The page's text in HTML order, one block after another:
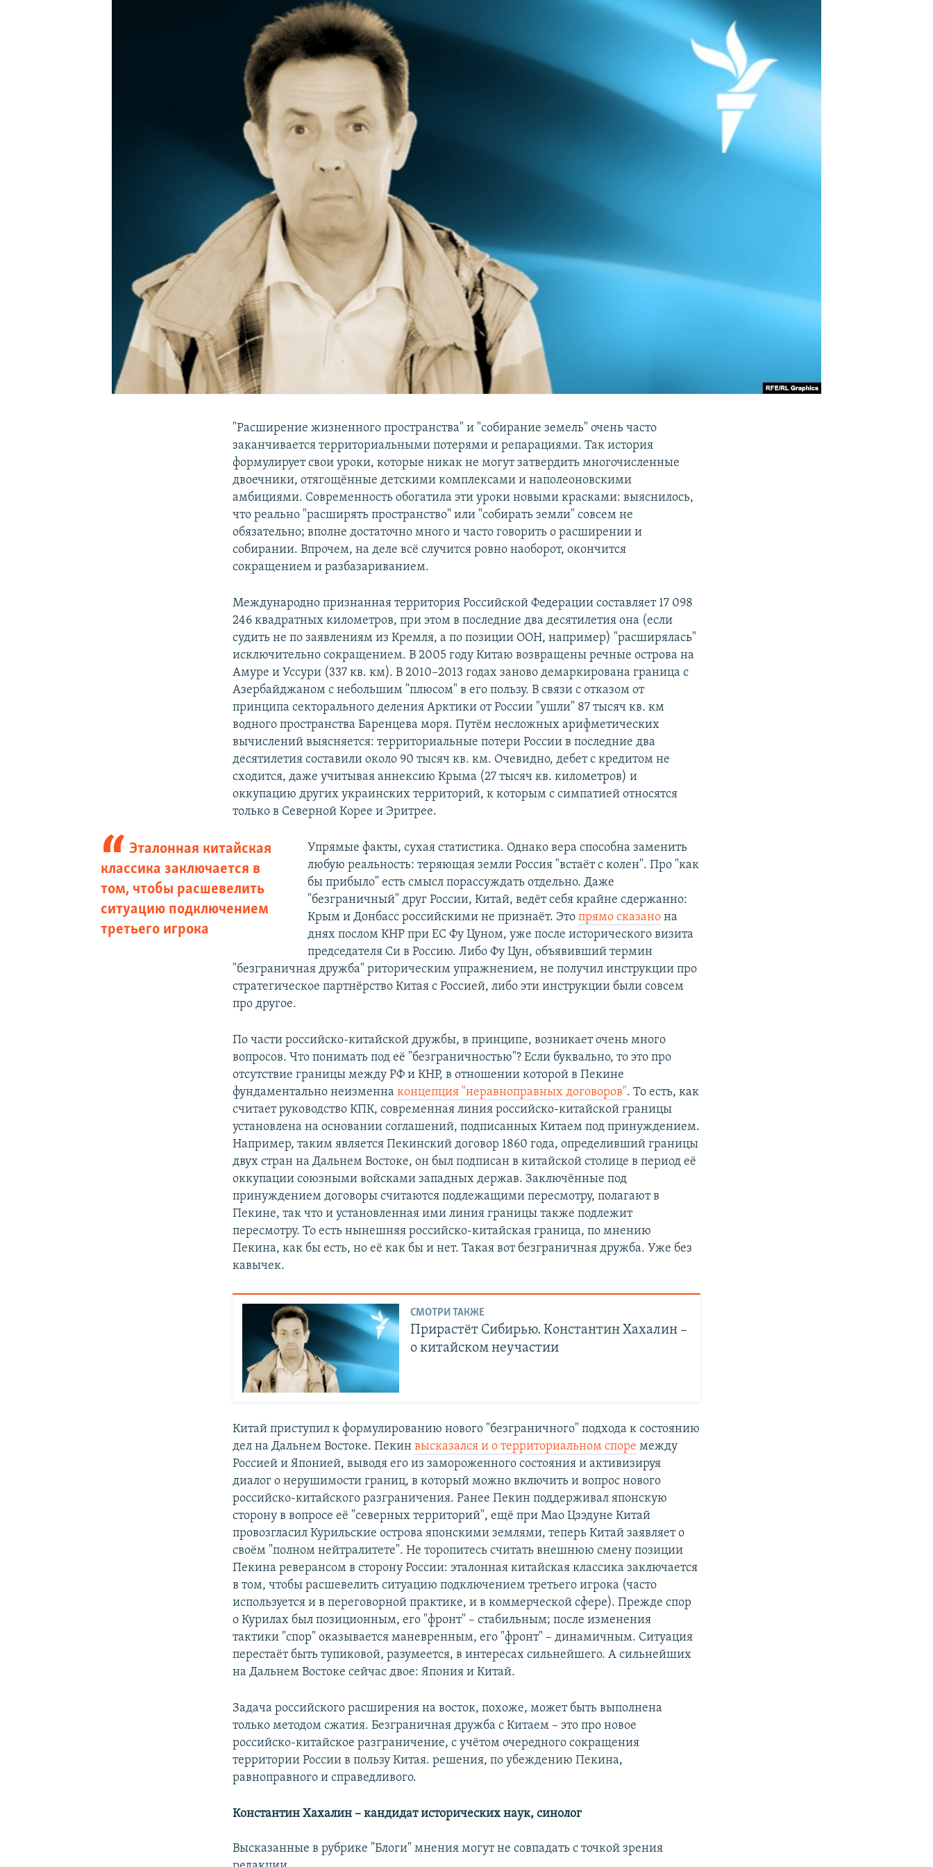
"Расширение жизненного пространства" и "собирание земель" очень часто
заканчивается территориальными потерями и репарациями. Так история
формулирует свои уроки, которые никак не могут затвердить многочисленные
двоечники, отягощённые детскими комплексами и наполеоновскими
амбициями. Современность обогатила эти уроки новыми красками: выяснилось,
что реально "расширять пространство" или "собирать земли" совсем не
обязательно; вполне достаточно много и часто говорить о расширении и
собирании. Впрочем, на деле всё случится ровно наоборот, окончится
сокращением и разбазариванием.
Международно признанная территория Российской Федерации составляет 17 098
246 квадратных километров, при этом в последние два десятилетия она (если
судить не по заявлениям из Кремля, а по позиции ООН, например) "расширялась"
исключительно сокращением. В 2005 году Китаю возвращены речные острова на
Амуре и Уссури (337 кв. км). В 2010–2013 годах заново демаркирована граница с
Азербайджаном с небольшим "плюсом" в его пользу. В связи с отказом от
принципа секторального деления Арктики от России "ушли" 87 тысяч кв. км
водного пространства Баренцева моря. Путём несложных арифметических
вычислений выясняется: территориальные потери России в последние два
десятилетия составили около 90 тысяч кв. км. Очевидно, дебет с кредитом не
сходится, даже учитывая аннексию Крыма (27 тысяч кв. километров) и
оккупацию других украинских территорий, к которым с симпатией относятся
только в Северной Корее и Эритрее.
Эталонная китайская
классика заключается в
том, чтобы расшевелить
ситуацию подключением
третьего игрока
Упрямые факты, сухая статистика. Однако вера способна заменить
любую реальность: теряющая земли Россия "встаёт с колен". Про "как
бы прибыло" есть смысл порассуждать отдельно. Даже
"безграничный" друг России, Китай, ведёт себя крайне сдержанно:
Крым и Донбасс российскими не признаёт. Это прямо сказанона
днях послом КНР при ЕС Фу Цуном, уже после исторического визита
председателя Си в Россию. Либо Фу Цун, объявивший термин
"безграничная дружба" риторическим упражнением, не получил инструкции про
стратегическое партнёрство Китая с Россией, либо эти инструкции были совсем
про другое.
По части российско-китайской дружбы, в принципе, возникает очень много
вопросов. Что понимать под её "безграничностью"? Если буквально, то это про
отсутствие границы между РФ и КНР, в отношении которой в Пекине
фундаментально неизменнаконцепция "неравноправных договоров". То есть, как
считает руководство КПК, современная линия российско-китайской границы
установлена на основании соглашений, подписанных Китаем под принуждением.
Например, таким является Пекинский договор 1860 года, определивший границы
двух стран на Дальнем Востоке, он был подписан в китайской столице в период её
оккупации союзными войсками западных держав. Заключённые под
принуждением договоры считаются подлежащими пересмотру, полагают в
Пекине, так что и установленная ими линия границы также подлежит
пересмотру. То есть нынешняя российско-китайская граница, по мнению
Пекина, как бы есть, но её как бы и нет. Такая вот безграничная дружба. Уже без
кавычек.
СМОТРИ ТАКЖЕ
Прирастёт Сибирью. Константин Хахалин –
о китайском неучастии
Китай приступил к формулированию нового "безграничного" подхода к состоянию
дел на Дальнем Востоке. Пекинвысказался и о территориальном споре между
Россией и Японией, выводя его из замороженного состояния и активизируя
диалог о нерушимости границ, в который можно включить и вопрос нового
российско-китайского разграничения. Ранее Пекин поддерживал японскую
сторону в вопросе её "северных территорий", ещё при Мао Цзэдуне Китай
провозгласил Курильские острова японскими землями, теперь Китай заявляет о
своём "полном нейтралитете". Не торопитесь считать внешнюю смену позиции
Пекина реверансом в сторону России: эталонная китайская классика заключается
в том, чтобы расшевелить ситуацию подключением третьего игрока (часто
используется и в переговорной практике, и в коммерческой сфере). Прежде спор
о Курилах был позиционным, его "фронт" – стабильным; после изменения
тактики "спор" оказывается маневренным, его "фронт" – динамичным. Ситуация
перестаёт быть тупиковой, разумеется, в интересах сильнейшего. А сильнейших
на Дальнем Востоке сейчас двое: Япония и Китай.
Задача российского расширения на восток, похоже, может быть выполнена
только методом сжатия. Безграничная дружба с Китаем – это про новое
российско-китайское разграничение, с учётом очередного сокращения
территории России в пользу Китая. решения, по убеждению Пекина,
равноправного и справедливого.
Константин Хахалин – кандидат исторических наук, синолог
Высказанные в рубрике "Блоги" мнения могут не совпадать с точкой зрения